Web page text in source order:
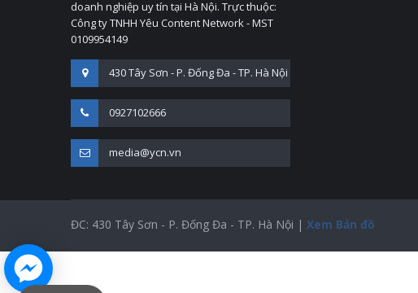
doanh nghiệp uy tín tại Hà Nội. Trực thuộc:
Công ty TNHH Yêu Content Network - MST
0109954149
430 Tây Sơn - P. Đống Đa - TP. Hà Nội
0927102666
media@ycn.vn
ĐC: 430 Tây Sơn - P. Đống Đa - TP. Hà Nội | Xem Bản đồ